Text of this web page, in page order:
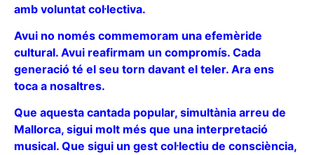
amb voluntat col·lectiva.
Avui no només commemoram una efemèride
cultural. Avui reafirmam un compromís. Cada
generació té el seu torn davant el teler. Ara ens
toca a nosaltres.
Que aquesta cantada popular, simultània arreu de
Mallorca, sigui molt més que una interpretació
musical. Que sigui un gest col·lectiu de consciència,